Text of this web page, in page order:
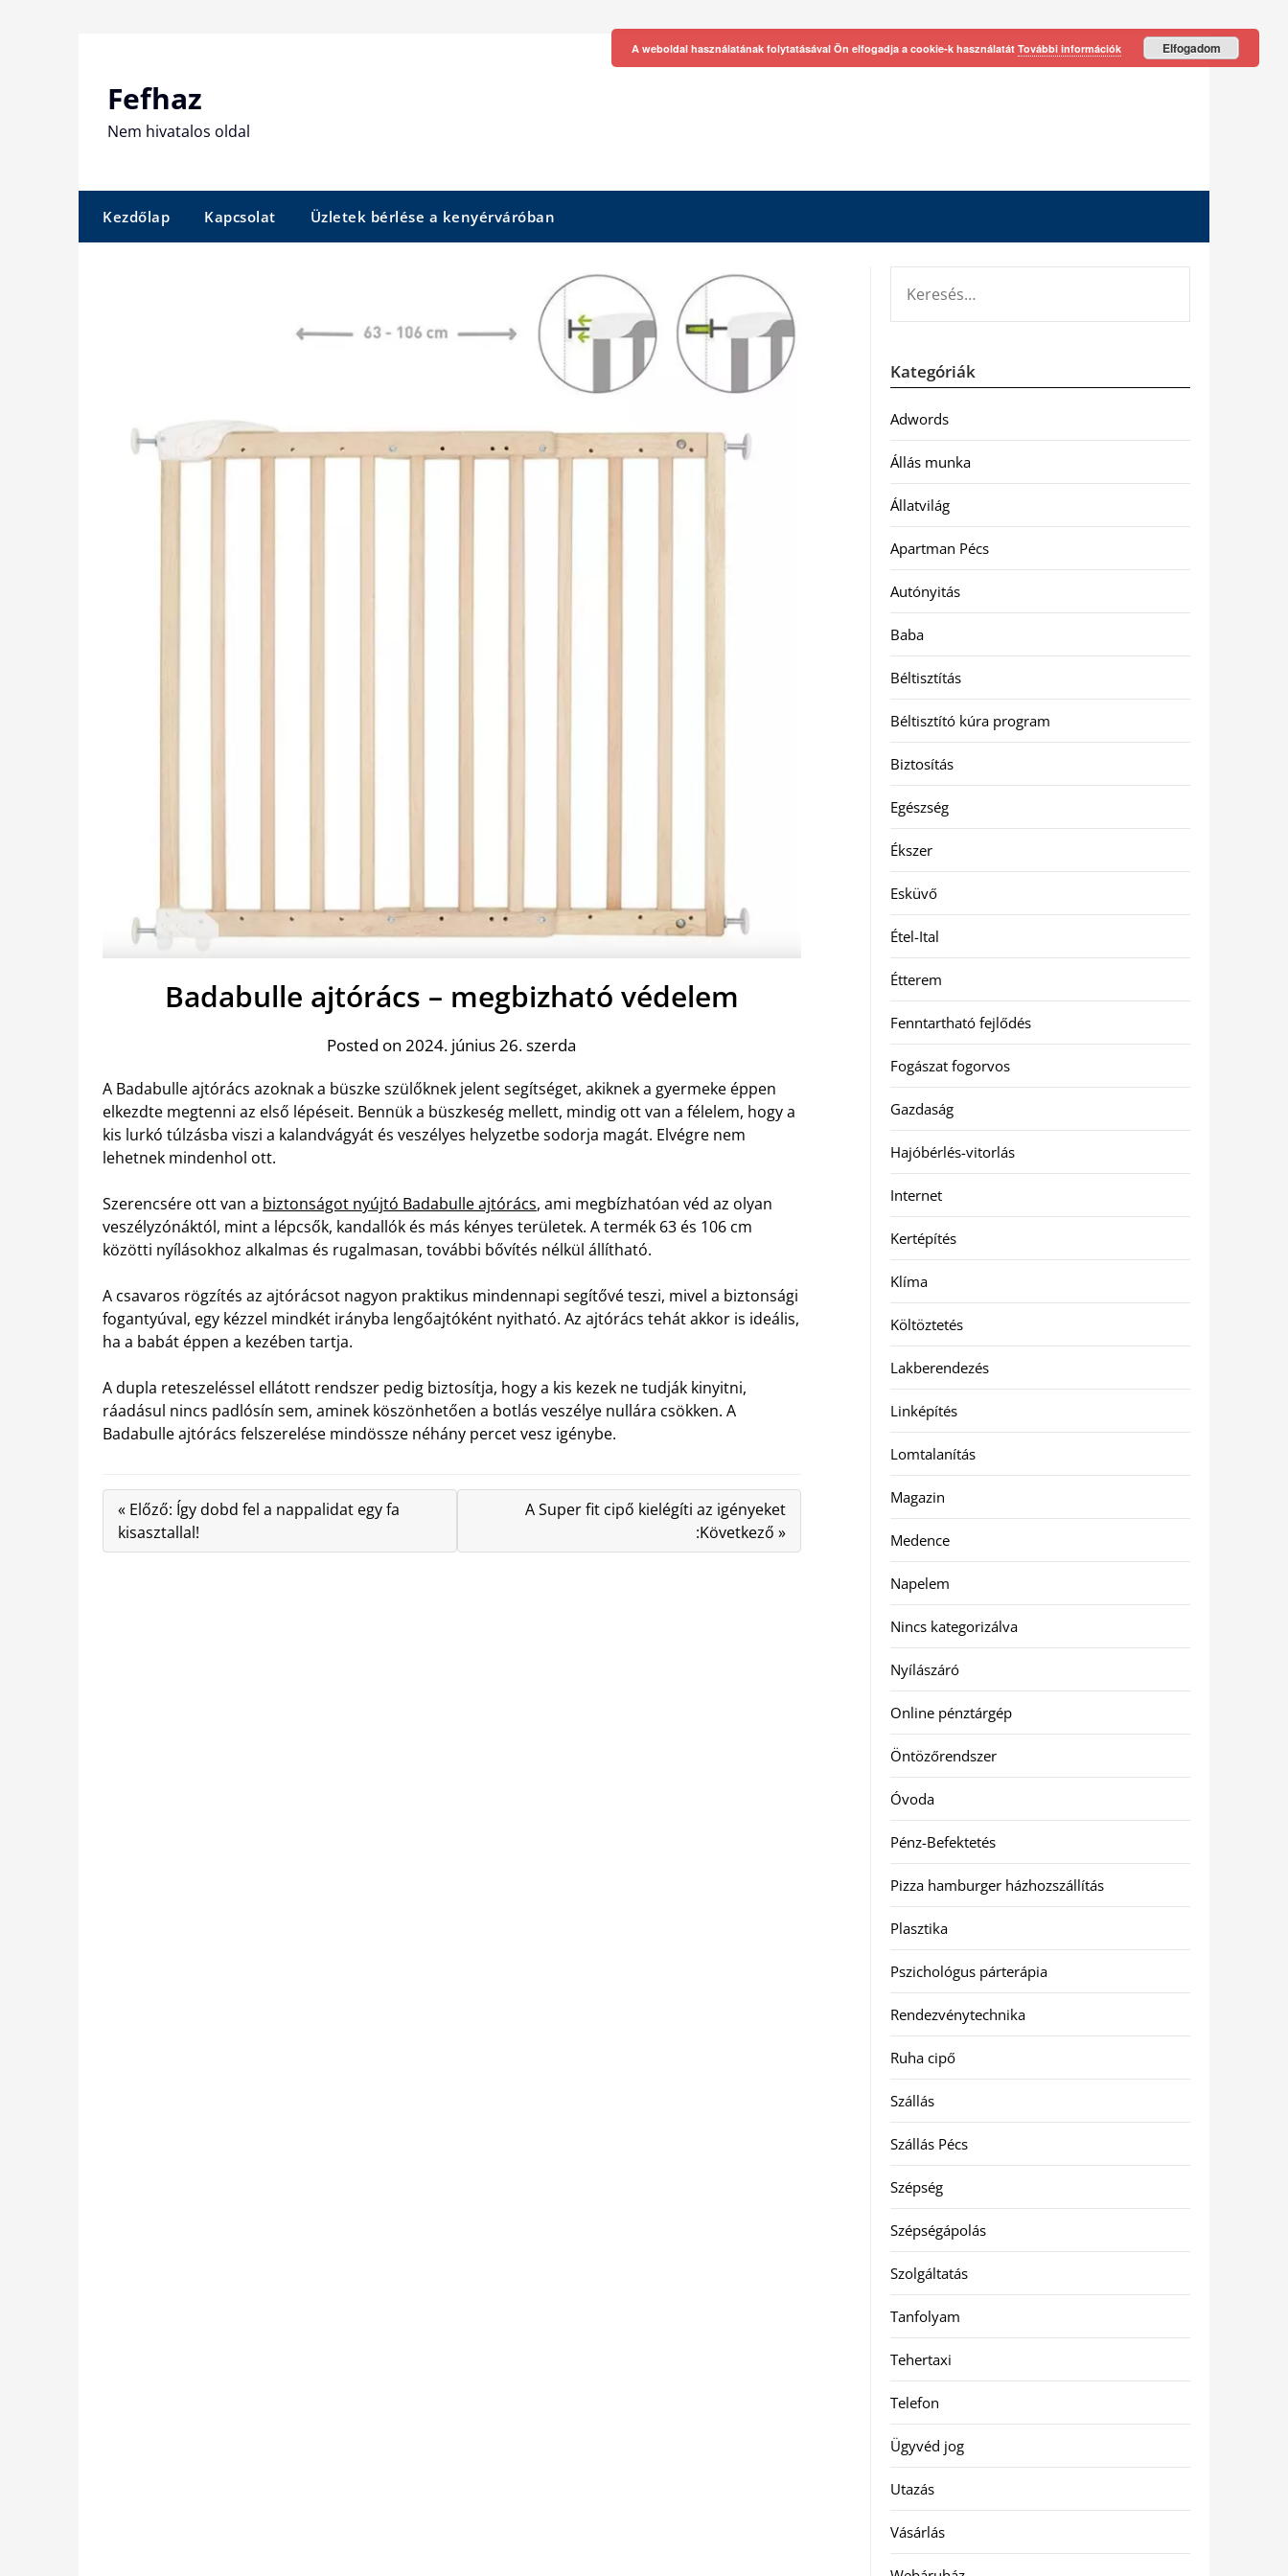
Fefhaz
Nem hivatalos oldal
Kezdőlap Kapcsolat Üzletek bérlése a kenyérváróban
Badabulle ajtórács – megbizható védelem
Posted on 2024. június 26. szerda
A Badabulle ajtórács azoknak a büszke szülőknek jelent segítséget, akiknek a gyermeke éppen
elkezdte megtenni az első lépéseit. Bennük a büszkeség mellett, mindig ott van a félelem, hogy a
kis lurkó túlzásba viszi a kalandvágyát és veszélyes helyzetbe sodorja magát. Elvégre nem
lehetnek mindenhol ott.
Szerencsére ott van a biztonságot nyújtó Badabulle ajtórács, ami megbízhatóan véd az olyan
veszélyzónáktól, mint a lépcsők, kandallók és más kényes területek. A termék 63 és 106 cm
közötti nyílásokhoz alkalmas és rugalmasan, további bővítés nélkül állítható.
A csavaros rögzítés az ajtórácsot nagyon praktikus mindennapi segítővé teszi, mivel a biztonsági
fogantyúval, egy kézzel mindkét irányba lengőajtóként nyitható. Az ajtórács tehát akkor is ideális,
ha a babát éppen a kezében tartja.
A dupla reteszeléssel ellátott rendszer pedig biztosítja, hogy a kis kezek ne tudják kinyitni,
ráadásul nincs padlósín sem, aminek köszönhetően a botlás veszélye nullára csökken. A
Badabulle ajtórács felszerelése mindössze néhány percet vesz igénybe.
« Előző: Így dobd fel a nappalidat egy fa
kisasztallal!
A Super fit cipő kielégíti az igényeket
:Következő »
Kategóriák
Adwords
Állás munka
Állatvilág
Apartman Pécs
Autónyitás
Baba
Béltisztítás
Béltisztító kúra program
Biztosítás
Egészség
Ékszer
Esküvő
Étel-Ital
Étterem
Fenntartható fejlődés
Fogászat fogorvos
Gazdaság
Hajóbérlés-vitorlás
Internet
Kertépítés
Klíma
Költöztetés
Lakberendezés
Linképítés
Lomtalanítás
Magazin
Medence
Napelem
Nincs kategorizálva
Nyílászáró
Online pénztárgép
Öntözőrendszer
Óvoda
Pénz-Befektetés
Pizza hamburger házhozszállítás
Plasztika
Pszichológus párterápia
Rendezvénytechnika
Ruha cipő
Szállás
Szállás Pécs
Szépség
Szépségápolás
Szolgáltatás
Tanfolyam
Tehertaxi
Telefon
Ügyvéd jog
Utazás
Vásárlás
A weboldal használatának folytatásával Ön elfogadja a cookie-k használatát További információk Elfogadom